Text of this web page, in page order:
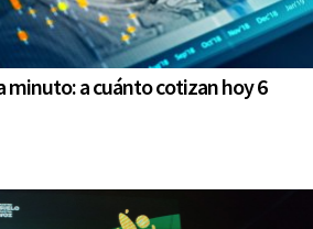
minuto: a cuánto cotizan hoy 6